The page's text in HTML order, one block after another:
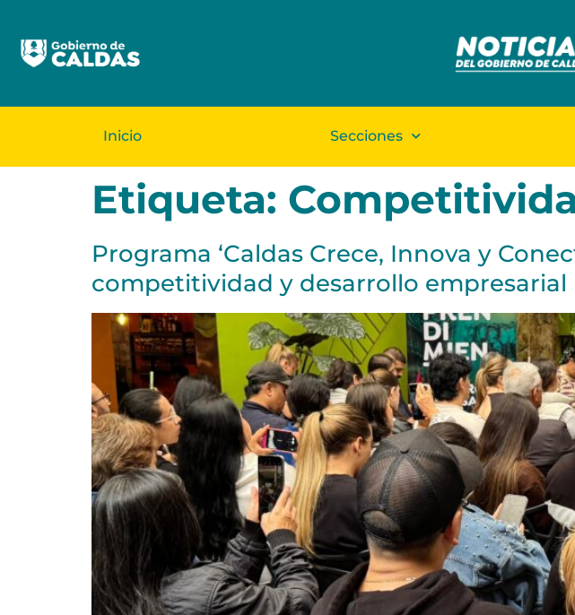
Inicio Secciones
Etiqueta:
Programa ‘Caldas Crece, Innova y
competitividad y desarrollo empresarial